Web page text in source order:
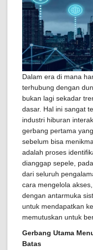
Dalam era di mana
terhubung dengan
bukan lagi sekadar
dasar. Hal ini sangat
industri hiburan
gerbang pertama
sebelum bisa
adalah proses
dianggap sepele,
dari seluruh
cara mengelola
dengan antarmuka
untuk mendapatkan
memutuskan untuk
Gerbang Utama
Batas